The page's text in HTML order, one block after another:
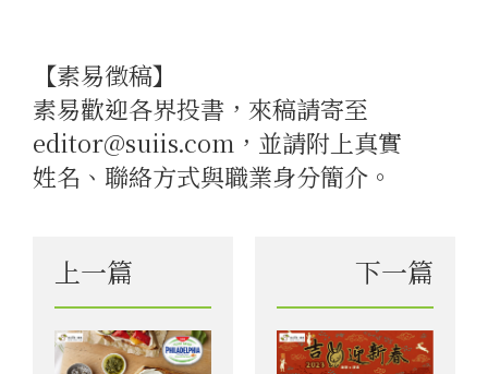
【素易徵稿】
素易歡迎各界投書，來稿請寄至
editor@suiis.com，並請附上真實
姓名、聯絡方式與職業身分簡介。
上一篇 下一篇